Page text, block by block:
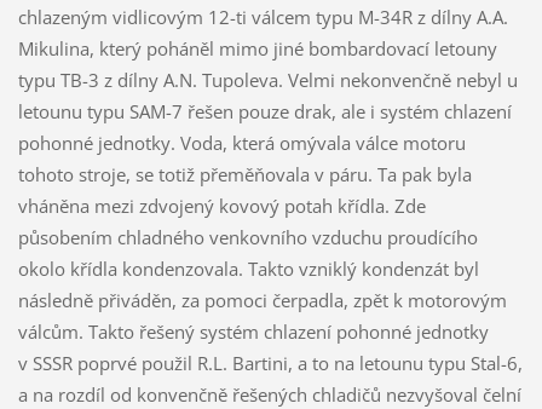
chlazeným vidlicovým 12-ti válcem typu M-34R z dílny A.A.
Mikulina, který poháněl mimo jiné bombardovací letouny
typu TB-3 z dílny A.N. Tupoleva. Velmi nekonvenčně nebyl u
letounu typu SAM-7 řešen pouze drak, ale i systém chlazení
pohonné jednotky. Voda, která omývala válce motoru
tohoto stroje, se totiž přeměňovala v páru. Ta pak byla
vháněna mezi zdvojený kovový potah křídla. Zde
působením chladného venkovního vzduchu proudícího
okolo křídla kondenzovala. Takto vzniklý kondenzát byl
následně přiváděn, za pomoci čerpadla, zpět k motorovým
válcům. Takto řešený systém chlazení pohonné jednotky
v SSSR poprvé použil R.L. Bartini, a to na letounu typu Stal-6,
a na rozdíl od konvenčně řešených chladičů nezvyšoval čelní